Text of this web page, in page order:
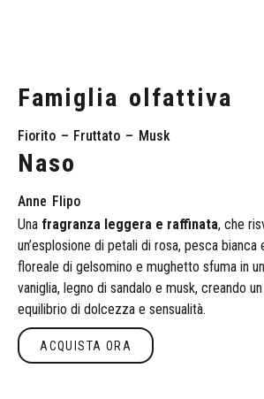
Famiglia olfattiva
Fiorito – Fruttato – Musk
Naso
Anne Flipo
Una fragranza leggera e raffinata, che
un’esplosione di petali di rosa, pesca bianca
floreale di gelsomino e mughetto sfuma in
vaniglia, legno di sandalo e musk, creando
equilibrio di dolcezza e sensualità.
Acquista ora
ACQUISTA ORA